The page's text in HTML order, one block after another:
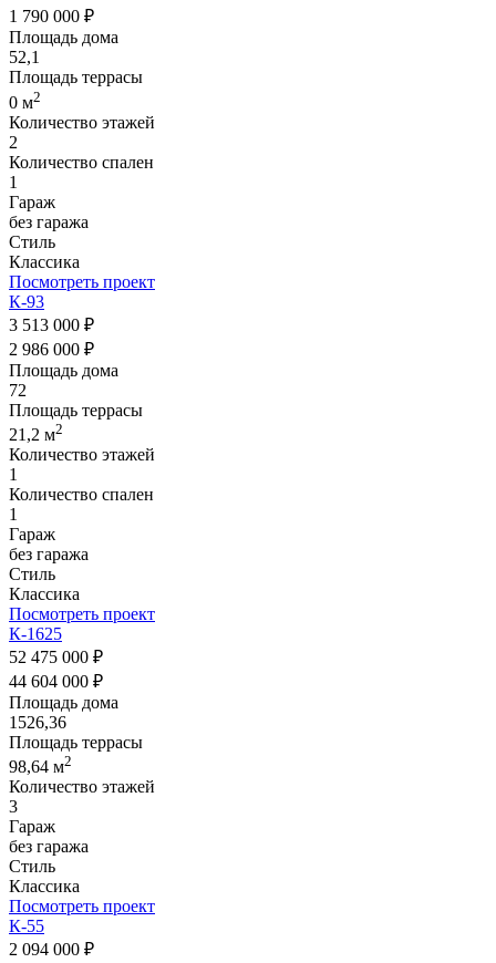
1 790 000 ₽
Площадь дома
52,1
Площадь террасы
0 м2
Количество этажей
2
Количество спален
1
Гараж
без гаража
Стиль
Классика
Посмотреть проект
К-93
3 513 000 ₽
2 986 000 ₽
Площадь дома
72
Площадь террасы
21,2 м2
Количество этажей
1
Количество спален
1
Гараж
без гаража
Стиль
Классика
Посмотреть проект
К-1625
52 475 000 ₽
44 604 000 ₽
Площадь дома
1526,36
Площадь террасы
98,64 м2
Количество этажей
3
Гараж
без гаража
Стиль
Классика
Посмотреть проект
К-55
2 094 000 ₽